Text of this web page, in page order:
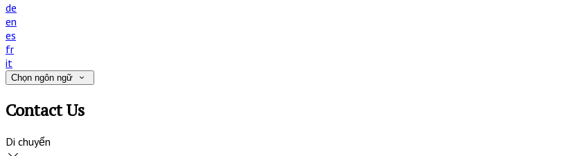
de
en
es
fr
it
Chọn ngôn ngữ
Contact Us
Di chuyển